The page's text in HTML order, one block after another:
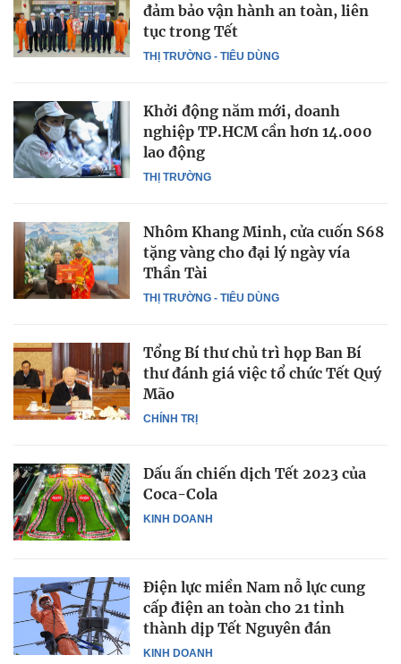
THỊ TRƯỜNG - TIÊU DÙNG
đảm bảo vận hành an toàn, liên
tục trong Tết
THỊ TRƯỜNG
Khởi động năm mới, doanh
nghiệp TP.HCM cần hơn 14.000
lao động
THỊ TRƯỜNG - TIÊU DÙNG
Nhôm Khang Minh, cửa cuốn S68
tặng vàng cho đại lý ngày vía
Thần Tài
CHÍNH TRỊ
Tổng Bí thư chủ trì họp Ban Bí
thư đánh giá việc tổ chức Tết Quý
Mão
KINH DOANH
Dấu ấn chiến dịch Tết 2023 của
Coca-Cola
KINH DOANH
Điện lực miền Nam nỗ lực cung
cấp điện an toàn cho 21 tỉnh
thành dịp Tết Nguyên đán